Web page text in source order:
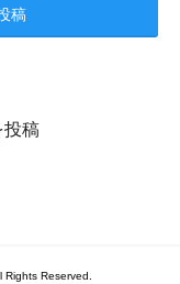
稿
投稿
Reserved.